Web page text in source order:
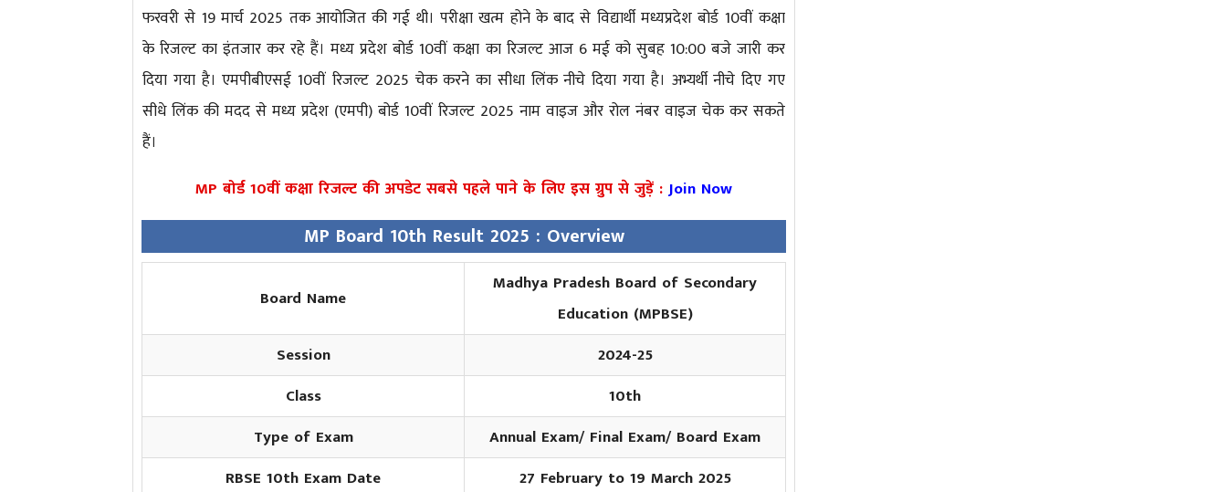
फरवरी से 19 मार्च 2025 तक आयोजित की गई थी। परीक्षा खत्म होने के बाद से विद्यार्थी मध्यप्रदेश बोर्ड 10वीं कक्षा
के रिजल्ट का इंतजार कर रहे हैं। मध्य प्रदेश बोर्ड 10वीं कक्षा का रिजल्ट आज 6 मई को सुबह 10:00 बजे जारी कर
दिया गया है। एमपीबीएसई 10वीं रिजल्ट 2025 चेक करने का सीधा लिंक नीचे दिया गया है। अभ्यर्थी नीचे दिए गए
सीधे लिंक की मदद से मध्य प्रदेश (एमपी) बोर्ड 10वीं रिजल्ट 2025 नाम वाइज और रोल नंबर वाइज चेक कर सकते
हैं।
MP बोर्ड 10वीं कक्षा रिजल्ट की अपडेट सबसे पहले पाने के लिए इस ग्रुप से जुड़ें : Join Now
MP Board 10th Result 2025 : Overview
Board Name
Madhya Pradesh Board of Secondary
Education (MPBSE)
Session
2024-25
Class
10th
Type of Exam
Annual Exam/ Final Exam/ Board Exam
RBSE 10th Exam Date
27 February to 19 March 2025